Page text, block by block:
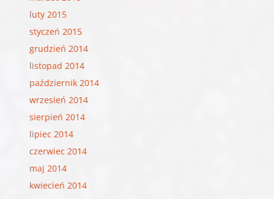
luty 2015
styczeń 2015
grudzień 2014
listopad 2014
październik 2014
wrzesień 2014
sierpień 2014
lipiec 2014
czerwiec 2014
maj 2014
kwiecień 2014